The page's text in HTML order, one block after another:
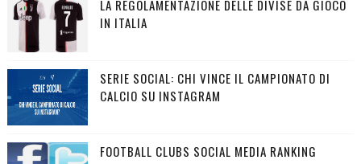
LA REGOLAMENTAZIONE DELLE DIVISE DA GIOCO
IN ITALIA
SERIE SOCIAL: CHI VINCE IL CAMPIONATO DI
CALCIO SU INSTAGRAM
FOOTBALL CLUBS SOCIAL MEDIA RANKING